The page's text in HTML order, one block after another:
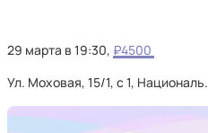
29 марта в 19:30, ₽4500
Ул. Моховая, 15/1, с 1, Националь.